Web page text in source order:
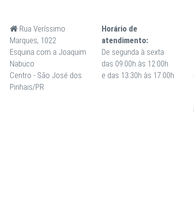
Rua Veríssimo
Marques, 1022
Esquina com a Joaquim
Nabuco
Centro - São José dos
Pinhais/PR
Horário de
atendimento:
De segunda à sexta
das 09:00h às 12:00h
e das 13:30h às 17:00h